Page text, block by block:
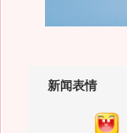
新闻表情